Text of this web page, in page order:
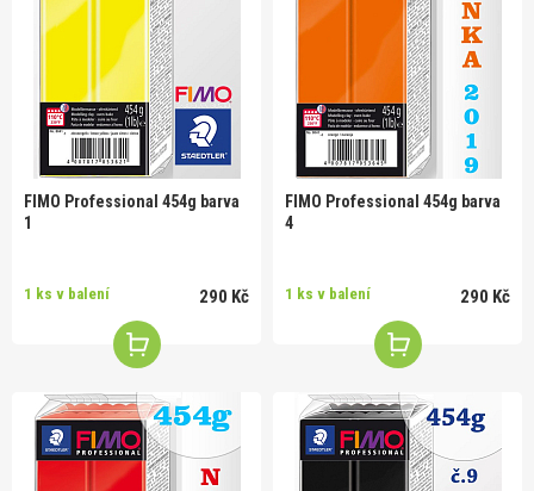
FIMO Professional 454g barva
1
1 ks v balení 290 Kč
FIMO Professional 454g barva
4
1 ks v balení 290 Kč